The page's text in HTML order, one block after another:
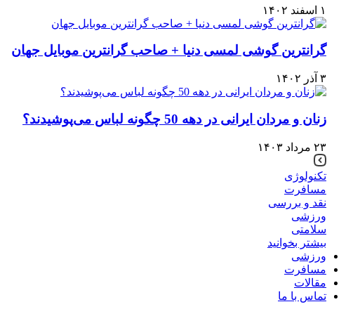
۱ اسفند ۱۴۰۲
گرانترین گوشی لمسی دنیا + صاحب گرانترین موبایل جهان
۳ آذر ۱۴۰۲
زنان و مردان ایرانی در دهه 50 چگونه لباس می‌پوشیدند؟
۲۳ مرداد ۱۴۰۳
تکنولوژی
مسافرت
نقد و بررسی
ورزشی
سلامتی
بیشتر بخوانید
ورزشی
مسافرت
مقالات
تماس با ما